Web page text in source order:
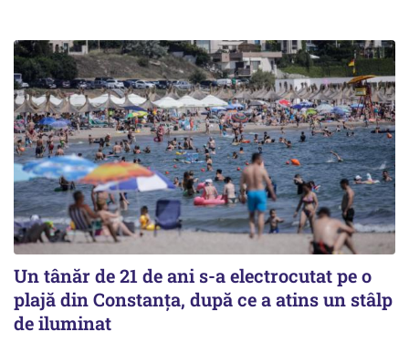
Un tânăr de 21 de ani s-a electrocutat pe o
plajă din Constanța, după ce a atins un stâlp
de iluminat